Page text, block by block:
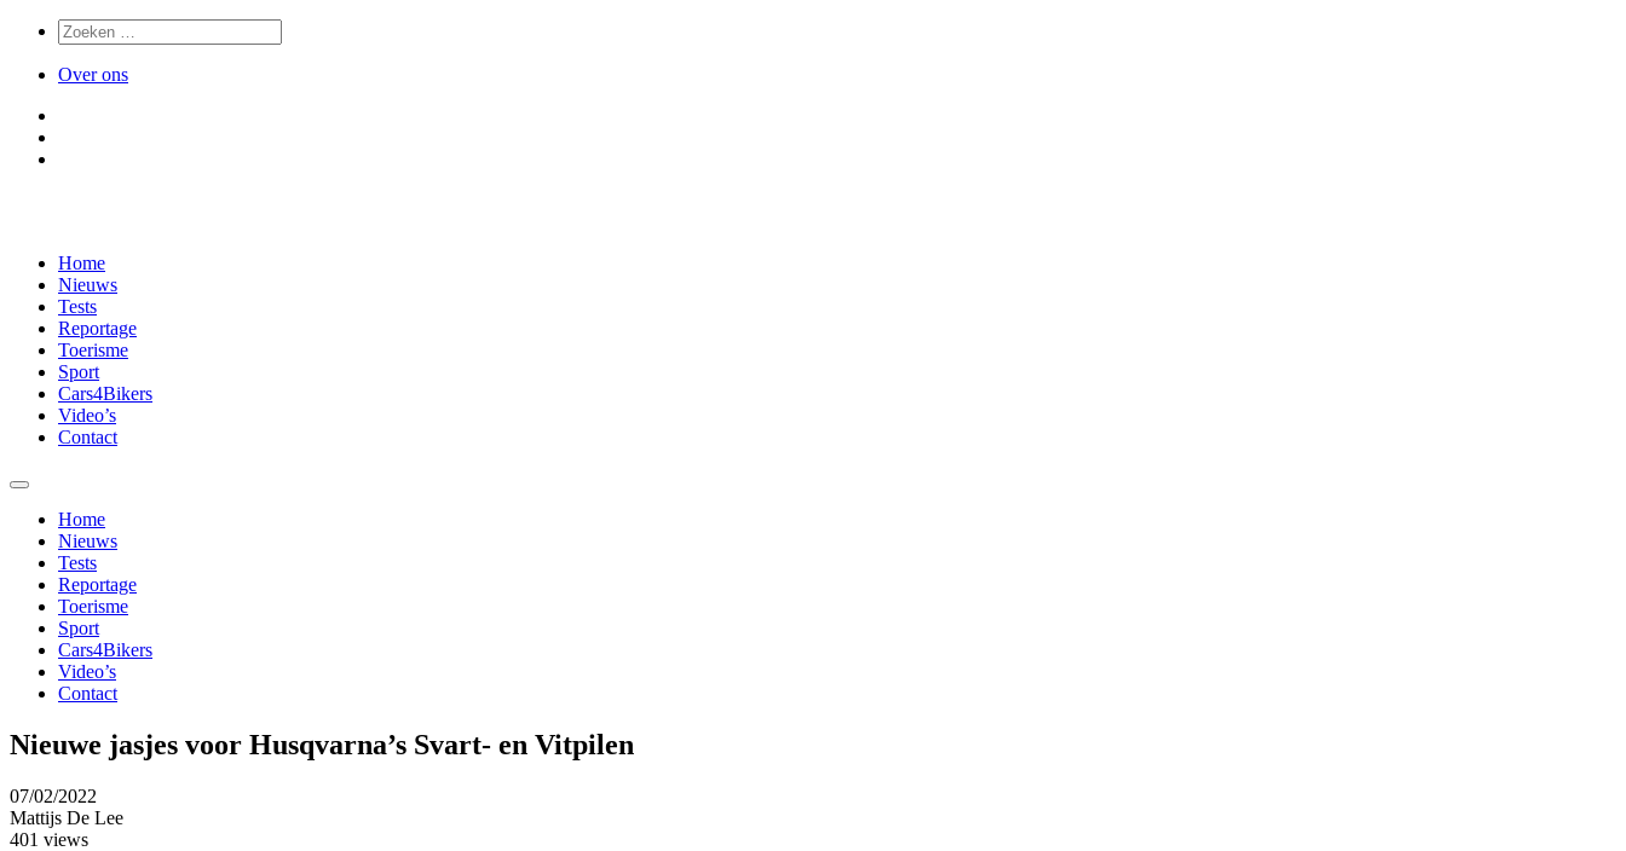
Over ons
Home
Nieuws
Tests
Reportage
Toerisme
Sport
Cars4Bikers
Video’s
Contact
Home
Nieuws
Tests
Reportage
Toerisme
Sport
Cars4Bikers
Video’s
Contact
Nieuwe jasjes voor Husqvarna’s Svart- en Vitpilen
07/02/2022
Mattijs De Lee
401 views